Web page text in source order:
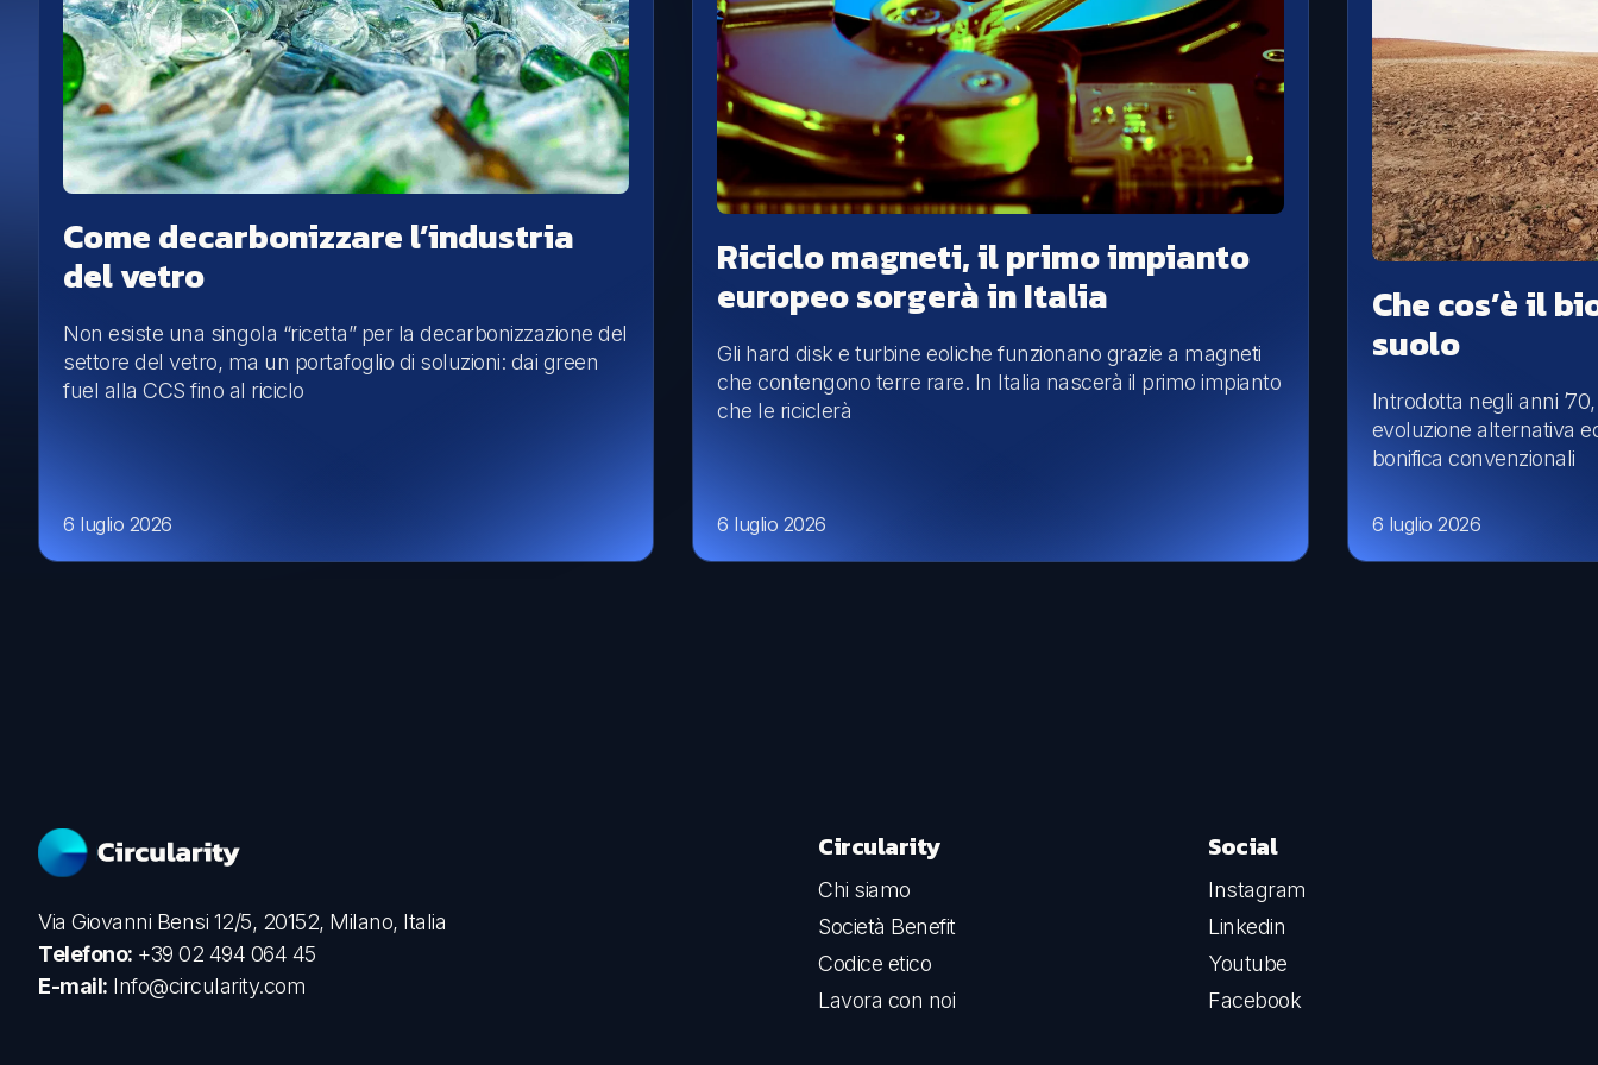
Come decarbonizzare l’industria
del vetro
Non esiste una singola “ricetta” per la decarbonizzazione del
settore del vetro, ma un portafoglio di soluzioni: dai green
fuel alla CCS fino al riciclo
6 luglio 2026
Riciclo magneti, il primo impianto
europeo sorgerà in Italia
Gli hard disk e turbine eoliche funzionano grazie a magneti
che contengono terre rare. In Italia nascerà il primo impianto
che le riciclerà
6 luglio 2026
Che cos’è il
suolo
Introdotta negli anni
evoluzione alternativa
bonifica convenzionali
6 luglio 2026
Via Giovanni Bensi 12/5, 20152, Milano, Italia
Telefono: +39 02 494 064 45
E-mail: Info@circularity.com
Circularity
Chi siamo
Società Benefit
Codice etico
Lavora con noi
Social
Instagram
Linkedin
Youtube
Facebook